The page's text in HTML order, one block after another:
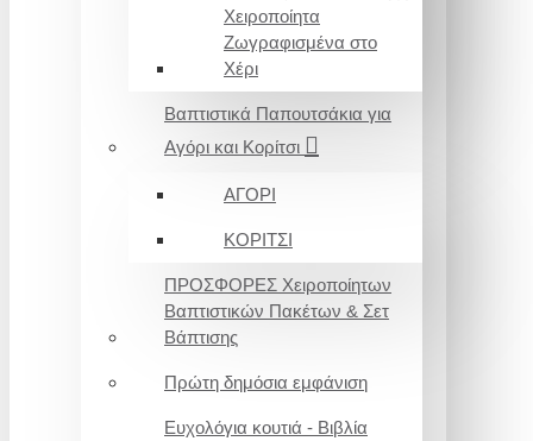
Χειροποίητα
Ζωγραφισμένα στο
Χέρι
Βαπτιστικά Παπουτσάκια για
Αγόρι και Κορίτσι
ΑΓΟΡΙ
ΚΟΡΙΤΣΙ
ΠΡΟΣΦΟΡΕΣ Χειροποίητων
Βαπτιστικών Πακέτων & Σετ
Βάπτισης
Πρώτη δημόσια εμφάνιση
Ευχολόγια κουτιά - Βιβλία